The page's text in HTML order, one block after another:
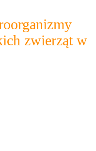
zwierząt w